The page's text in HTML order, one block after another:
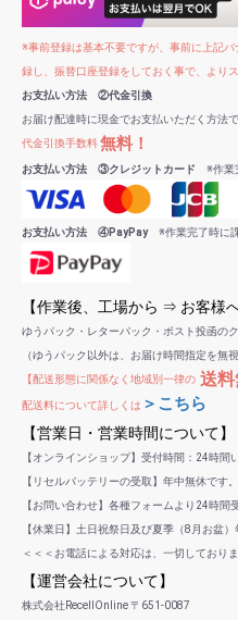
※事前登録は基本不要ですが、事前に上記
録し、振替口座登録をしておく事で、より
お支払い方法 ②代金引換
お届け配達時に現金でお支払いただく方法で
代金引換手数料無料！
お支払い方法 ③クレジットカード ※作業
お支払い方法 ④PayPay※作業完了時に
【作業後、工場から ⇒ お客様
ゆうパック・レターパック・ポスト投函の
（ゆうパック以外は、お届け時間指定を無
【配送形態に関係なく地域別一律の 送
配送料について詳しくは ＞こちら
【営業日・営業時間について】
【オンラインショップ】受付時間：24時間
【リセルバッテリーの受取】年中無休です。
【お問い合わせ】各種フォームより24時間
【休業日】土日祝祭日及び夏季（8月お盆
＜＜＜お電話による対応は、一切しており
【運営会社について】
株式会社RecellOnline 〒651-0087